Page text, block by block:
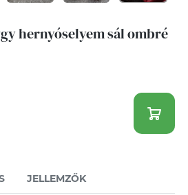
hernyóselyem sál ombré
JELLEMZŐK